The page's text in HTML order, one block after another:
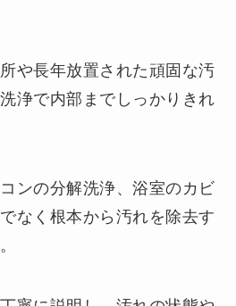
や長年放置された頑固な汚
浄で内部までしっかりきれ
ンの分解洗浄、浴室のカビ
なく根本から汚れを除去す